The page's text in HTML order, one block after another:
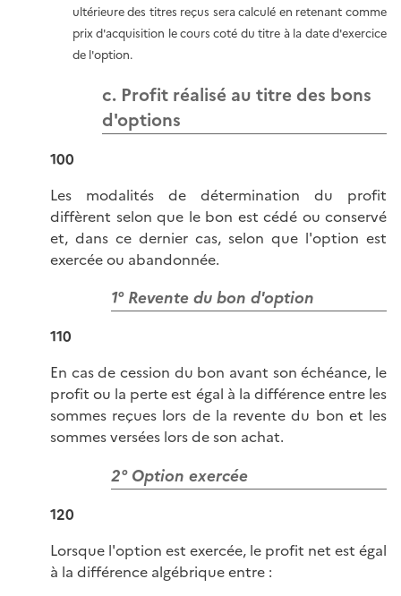
ultérieure des titres reçus sera calculé en retenant comme
prix d'acquisition le cours coté du titre à la date d'exercice
de l'option.
c. Profit réalisé au titre des bons
d'options
100
Les modalités de détermination du profit
diffèrent selon que le bon est cédé ou conservé
et, dans ce dernier cas, selon que l'option est
exercée ou abandonnée.
1° Revente du bon d'option
110
En cas de cession du bon avant son échéance, le
profit ou la perte est égal à la différence entre les
sommes reçues lors de la revente du bon et les
sommes versées lors de son achat.
2° Option exercée
120
Lorsque l'option est exercée, le profit net est égal
à la différence algébrique entre :